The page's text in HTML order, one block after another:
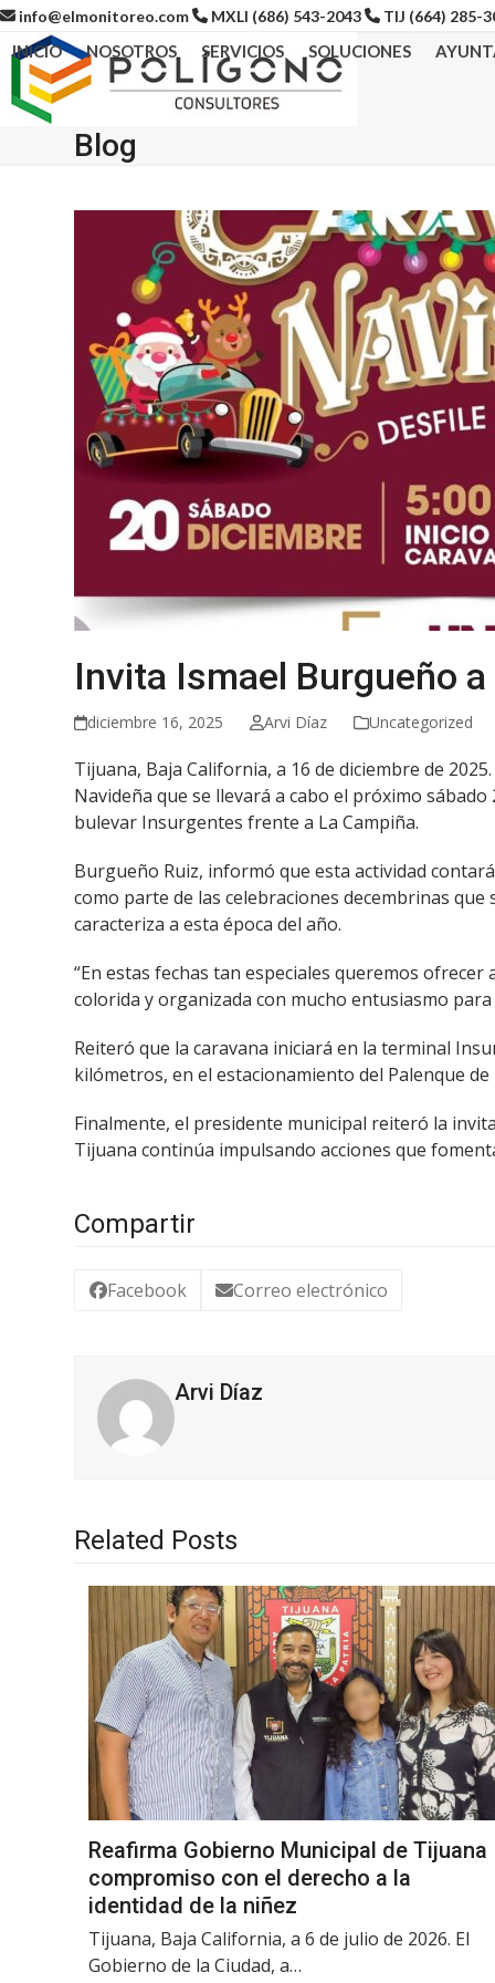
Skip
content
info@elmonitoreo.com MXLI (686) 543-2043 TIJ (664) 285-
INICIO NOSOTROS SERVICIOS SOLUCIONES
Blog
Invita Ismael Burgueño
diciembre 16, 2025 Arvi Díaz Uncategorized
Tijuana, Baja California, a 16 de diciembre de
Navideña que se llevará a cabo el próximo
bulevar Insurgentes frente a La Campiña.
Burgueño Ruiz, informó que esta actividad
como parte de las celebraciones decembrinas
caracteriza a esta época del año.
“En estas fechas tan especiales queremos
colorida y organizada con mucho entusiasmo
Reiteró que la caravana iniciará en la terminal
kilómetros, en el estacionamiento del Palenque
Finalmente, el presidente municipal reiteró la
Tijuana continúa impulsando acciones que
Compartir
Facebook Correo electrónico
Arvi Díaz
Related Posts
Reafirma Gobierno Municipal de Tijuana
compromiso con el derecho a la
identidad de la niñez
Tijuana, Baja California, a 6 de julio de 2026. El
Gobierno de la Ciudad, a…